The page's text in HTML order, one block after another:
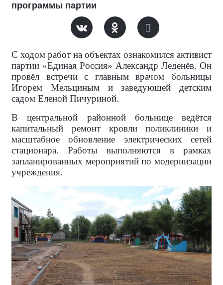
программы партии
С ходом работ на объектах ознакомился активист
партии «Единая Россия» Александр Леденёв. Он
провёл встречи с главным врачом больницы
Игорем Мельциным и заведующей детским
садом Еленой Пичуриной.
В центральной районной больнице ведётся
капитальный ремонт кровли поликлиники и
масштабное обновление электрических сетей
стационара. Работы выполняются в рамках
запланированных мероприятий по модернизации
учреждения.